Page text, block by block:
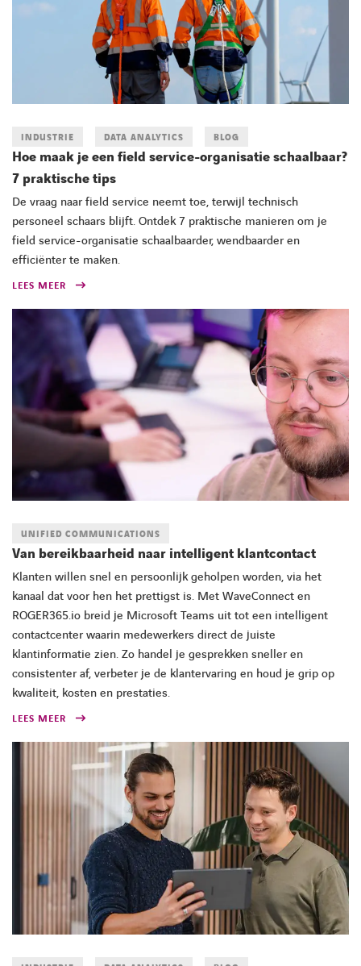
INDUSTRIE DATA ANALYTICS BLOG
Hoe maak je een field service-organisatie schaalbaar?
7 praktische tips
De vraag naar field service neemt toe, terwijl technisch
personeel schaars blijft. Ontdek 7 praktische manieren om je
field service-organisatie schaalbaarder, wendbaarder en
efficiënter te maken.
LEES MEER
UNIFIED COMMUNICATIONS
Van bereikbaarheid naar intelligent klantcontact
Klanten willen snel en persoonlijk geholpen worden, via het
kanaal dat voor hen het prettigst is. Met WaveConnect en
ROGER365.io breid je Microsoft Teams uit tot een intelligent
contactcenter waarin medewerkers direct de juiste
klantinformatie zien. Zo handel je gesprekken sneller en
consistenter af, verbeter je de klantervaring en houd je grip op
kwaliteit, kosten en prestaties.
LEES MEER